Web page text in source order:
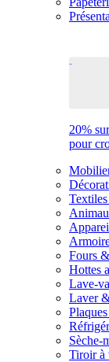
20%
pour
Fours
Hottes
Lave-
Laver
Sèche-
Tiroir à